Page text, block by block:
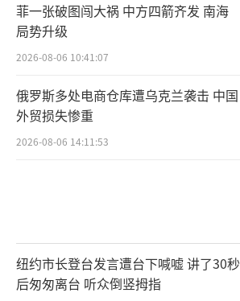
菲一张破图闯大祸 中方四箭齐发 南海
局势升级
2026-08-06 10:41:07
俄罗斯多处电商仓库遭乌克兰袭击 中国
外贸损失惨重
2026-08-06 14:11:53
纽约市长登台发言遭台下喊嘘 讲了30秒
后匆匆离台 听众倒竖拇指